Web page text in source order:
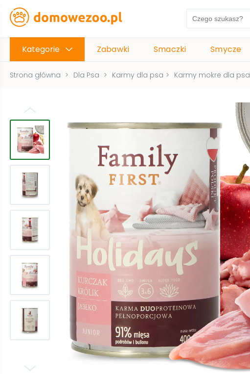
Kategorie Zabawki Smaczki Smycze
Strona główna > Dla Psa > Karmy dla psa > Karmy mokre dla psa